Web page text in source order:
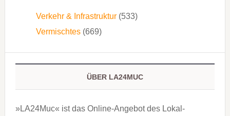
Verkehr & Infrastruktur(533)
Vermischtes(669)
ÜBER LA24MUC
»LA24Muc« ist das Online-Angebot des Lokal-